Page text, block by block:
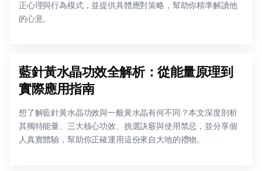
正心理與行為模式，並提供具體應對策略，幫助你精準解讀他
的心意。
藍針黃水晶功效全解析：從能量原理到
實際應用指南
想了解藍針黃水晶功效與一般黃水晶有何不同？本文深度剖析
其獨特能量、三大核心功效、挑選訣竅與使用禁忌，並分享個
人真實體驗，幫助你正確運用這份來自大地的禮物。